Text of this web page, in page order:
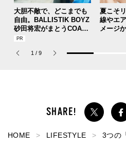
大胆不敵で、どこまでも
自由。BALLISTIK BOYZ
砂田将宏がまとうCOACH
の新作フレグランス「コ
パルファム」
夏こそ
線やエ
メージ
1 / 9
HOME LIFESTYLE 3つの